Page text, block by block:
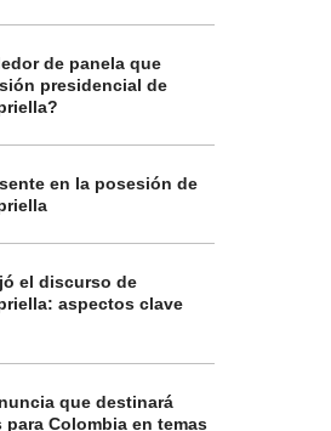
de panela que
presidencial de
en la posesión de
el discurso de
aspectos clave
que destinará
para Colombia en temas